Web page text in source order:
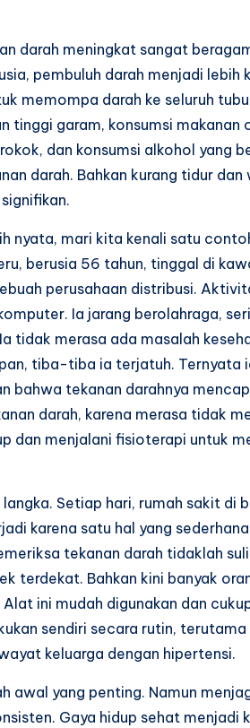
darah meningkat sangat
pembuluh darah menjadi lebih
memompa darah ke seluruh
tinggi garam, konsumsi makanan
dan konsumsi alkohol yang
darah. Bahkan kurang tidur
nyata, mari kita kenali satu
berusia 56 tahun, tinggal di
perusahaan distribusi.
Ia jarang berolahraga,
tidak merasa ada masalah
tiba-tiba ia terjatuh. Ternyata
bahwa tekanan darahnya
darah, karena merasa tidak
dan menjalani fisioterapi untuk
Setiap hari, rumah sakit di
karena satu hal yang
tekanan darah tidaklah
terdekat. Bahkan kini banyak
ini mudah digunakan dan
sendiri secara rutin,
keluarga dengan hipertensi.
awal yang penting. Namun
Gaya hidup sehat menjadi